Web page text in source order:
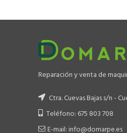
Reparación y venta de
Ctra. Cuevas Bajas s/n -
Teléfono: 675 803 708
E-mail: info@domarpe.es